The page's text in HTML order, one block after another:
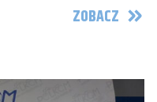
ZOBACZ